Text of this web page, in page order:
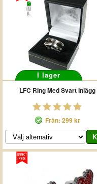
S
M
L
I lager
LFC Ring Med Svart Inlägg
Från: 299 kr